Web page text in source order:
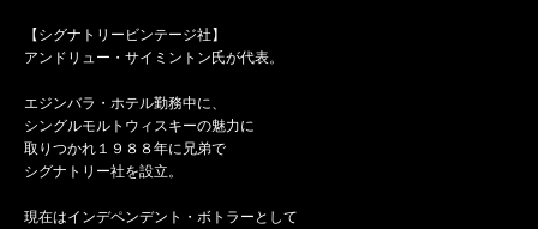
【シグナトリービンテージ社】
アンドリュー・サイミントン氏が代表。
エジンバラ・ホテル勤務中に、
シングルモルトウィスキーの魅力に
取りつかれ１９８８年に兄弟で
シグナトリー社を設立。
現在はインデペンデント・ボトラーとして